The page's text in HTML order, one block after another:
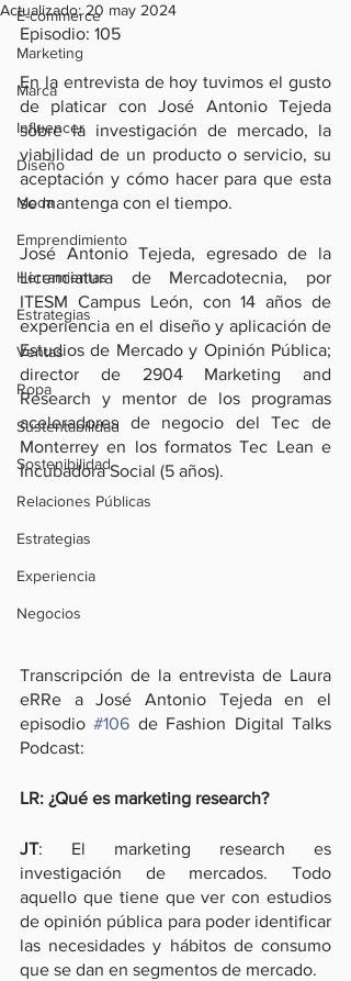
E-commerce
Marketing
Marca
Influencer
Diseño
Moda
Emprendimiento
Herramientas
Estrategias
Ventas
Ropa
Sustentabilidad
Sostenibilidad
Relaciones Públicas
Estrategias
Experiencia
Negocios
Actualizado:20 may 2024
Episodio: 105
En la entrevista de hoy tuvimos el gusto
de platicar con José Antonio Tejeda
sobre la investigación de mercado, la
viabilidad de un producto o servicio, su
aceptación y cómo hacer para que esta
se mantenga con el tiempo.
José Antonio Tejeda, egresado de la
Licenciatura de Mercadotecnia, por
ITESM Campus León, con 14 años de
experiencia en el diseño y aplicación de
Estudios de Mercado y Opinión Pública;
director de 2904 Marketing and
Research y mentor de los programas
aceleradores de negocio del Tec de
Monterrey en los formatos Tec Lean e
Incubadora Social (5 años).
Transcripción de la entrevista de Laura
eRRe a José Antonio Tejeda en el
episodio #106 de Fashion Digital Talks
Podcast:
LR: ¿Qué es marketing research?
JT: El marketing research es
investigación de mercados. Todo
aquello que tiene que ver con estudios
de opinión pública para poder identificar
las necesidades y hábitos de consumo
que se dan en segmentos de mercado.